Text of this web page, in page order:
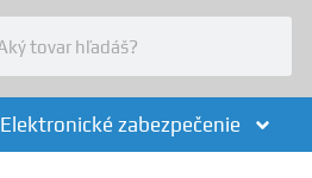
Elektronické zabezpečenie